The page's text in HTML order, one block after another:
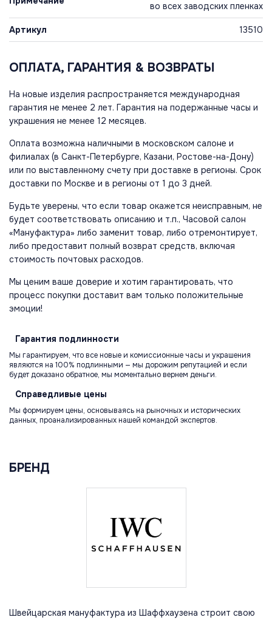
во всех заводских пленках
Артикул 13510
ОПЛАТА, ГАРАНТИЯ & ВОЗВРАТЫ
На новые изделия распространяется международная
гарантия не менее 2 лет. Гарантия на подержанные часы и
украшения не менее 12 месяцев.
Оплата возможна наличными в московском салоне и
филиалах (в Санкт-Петербурге, Казани, Ростове-на-Дону)
или по выставленному счету при доставке в регионы. Срок
доставки по Москве и в регионы от 1 до 3 дней.
Будьте уверены, что если товар окажется неисправным, не
будет соответствовать описанию и т.п., Часовой салон
«Мануфактура» либо заменит товар, либо отремонтирует,
либо предоставит полный возврат средств, включая
стоимость почтовых расходов.
Мы ценим ваше доверие и хотим гарантировать, что
процесс покупки доставит вам только положительные
эмоции!
Гарантия подлинности
Мы гарантируем, что все новые и комиссионные часы и украшения
являются на 100% подлинными — мы дорожим репутацией и если
будет доказано обратное, мы моментально вернем деньги.
Справедливые цены
Мы формируем цены, основываясь на рыночных и исторических
данных, проанализированных нашей командой экспертов.
БРЕНД
Швейцарская мануфактура из Шаффхаузена строит свою